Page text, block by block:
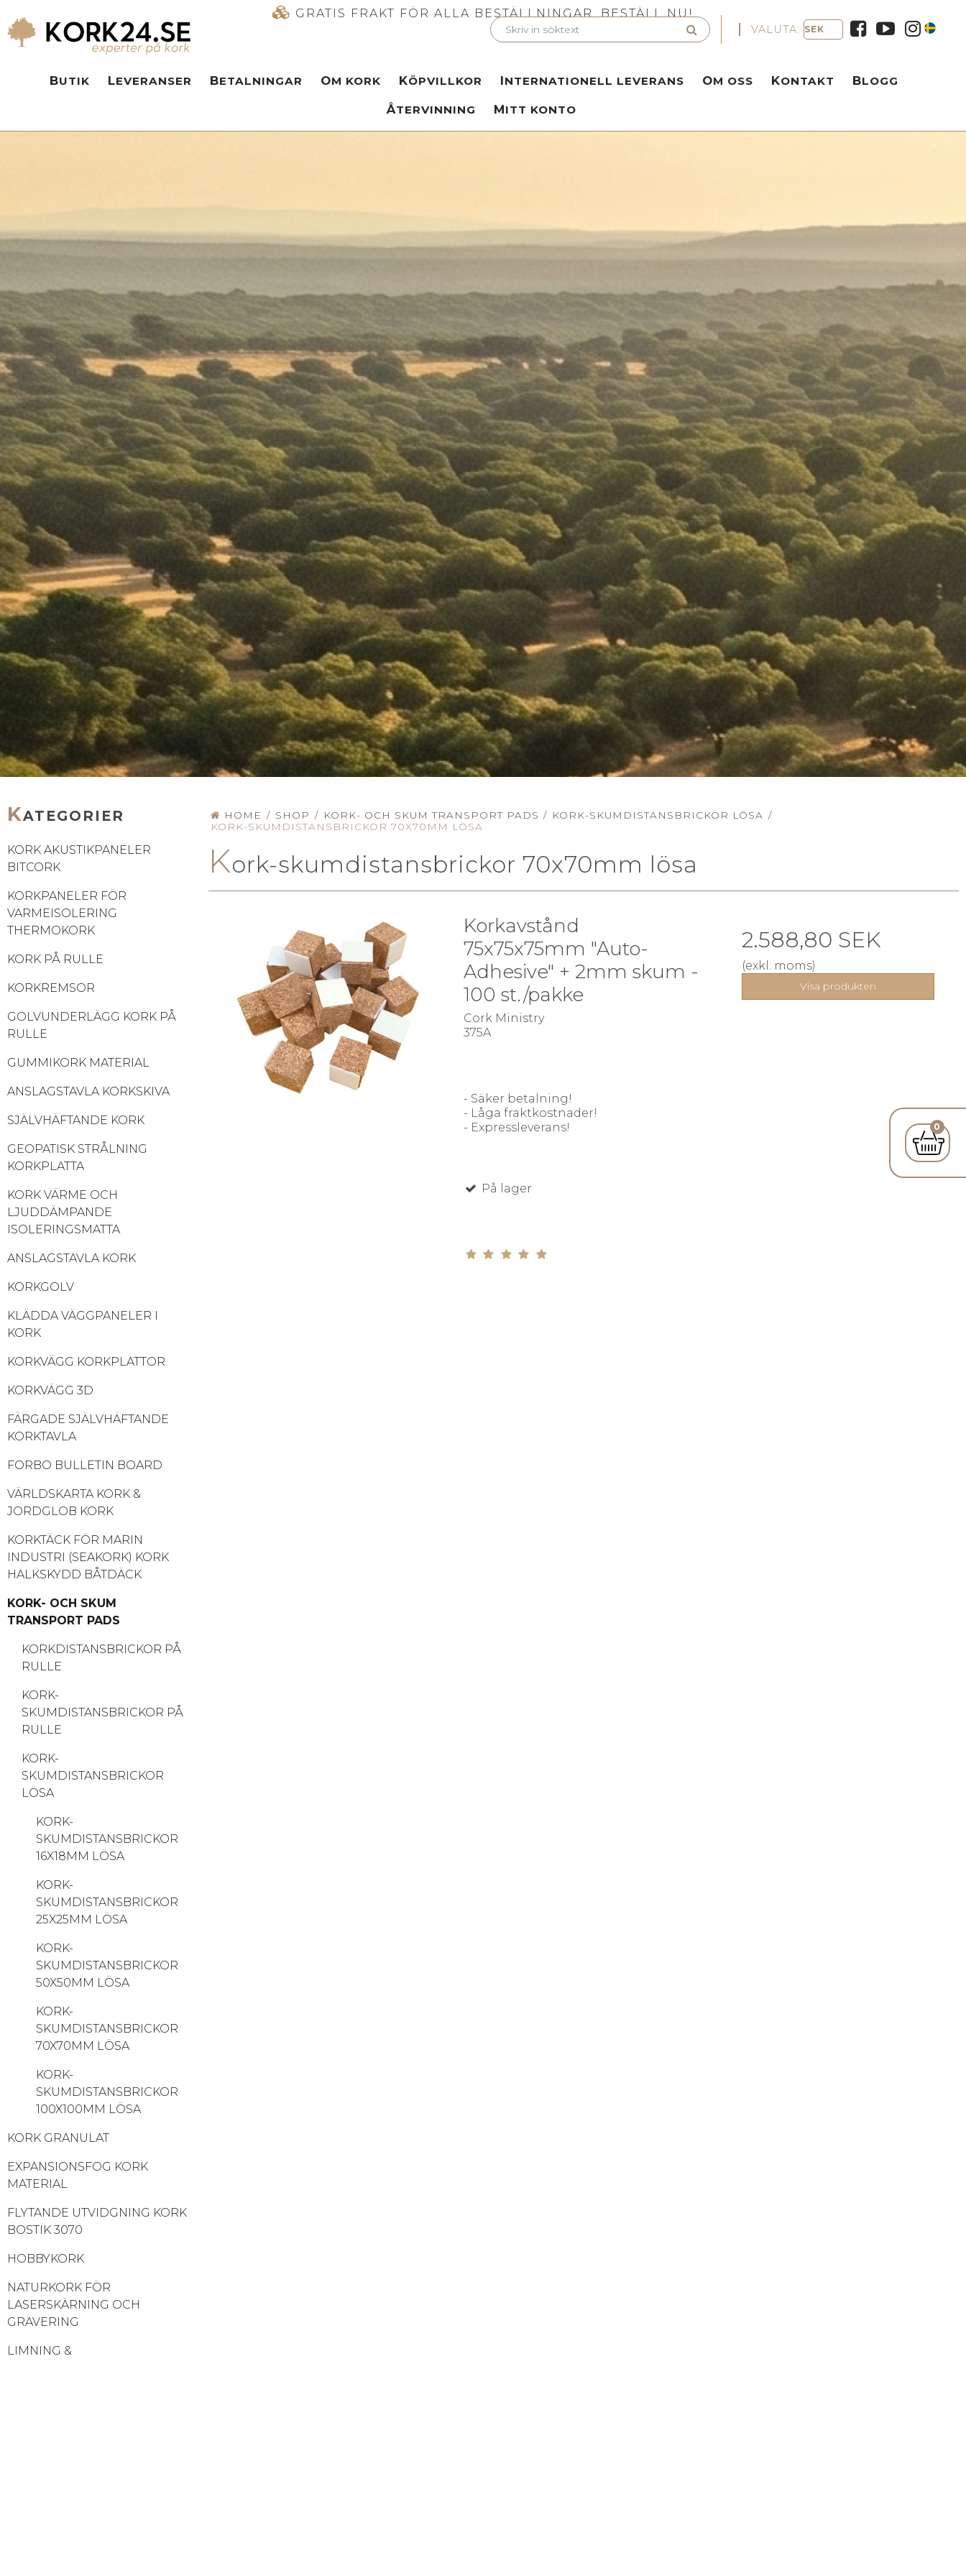
GRATIS FRAKT FÖR ALLA BESTÄLLNINGAR. BESTÄLL NU!
0
VALUTA:
BUTIK LEVERANSER BETALNINGAR OM KORK KÖPVILLKOR INTERNATIONELL LEVERANS OM OSS KONTAKT BLOGG
ÅTERVINNING MITT KONTO
KATEGORIER
KORK AKUSTIKPANELER
BITCORK
KORKPANELER FÖR
VÄRMEISOLERING
THERMOKORK
KORK PÅ RULLE
KORKREMSOR
GOLVUNDERLÄGG KORK PÅ
RULLE
GUMMIKORK MATERIAL
ANSLAGSTAVLA KORKSKIVA
SJÄLVHÄFTANDE KORK
GEOPATISK STRÅLNING
KORKPLATTA
KORK VÄRME OCH
LJUDDÄMPANDE
ISOLERINGSMATTA
ANSLAGSTAVLA KORK
KORKGOLV
KLÄDDA VÄGGPANELER I
KORK
KORKVÄGG KORKPLATTOR
KORKVÄGG 3D
FÄRGADE SJÄLVHÄFTANDE
KORKTAVLA
FORBO BULLETIN BOARD
VÄRLDSKARTA KORK &
JORDGLOB KORK
KORKTÄCK FÖR MARIN
INDUSTRI (SEAKORK) KORK
HALKSKYDD BÅTDÄCK
KORK- OCH SKUM
TRANSPORT PADS
KORKDISTANSBRICKOR PÅ
RULLE
KORK-
SKUMDISTANSBRICKOR PÅ
RULLE
KORK-
SKUMDISTANSBRICKOR
LÖSA
KORK-
SKUMDISTANSBRICKOR
16X18MM LÖSA
KORK-
SKUMDISTANSBRICKOR
25X25MM LÖSA
KORK-
SKUMDISTANSBRICKOR
50X50MM LÖSA
KORK-
SKUMDISTANSBRICKOR
70X70MM LÖSA
KORK-
SKUMDISTANSBRICKOR
100X100MM LÖSA
KORK GRANULAT
EXPANSIONSFOG KORK
MATERIAL
FLYTANDE UTVIDGNING KORK
BOSTIK 3070
HOBBYKORK
NATURKORK FÖR
LASERSKÄRNING OCH
GRAVERING
LIMNING &
HOME / SHOP / KORK- OCH SKUM TRANSPORT PADS / KORK-SKUMDISTANSBRICKOR LÖSA /
KORK-SKUMDISTANSBRICKOR 70X70MM LÖSA
Kork-skumdistansbrickor 70x70mm lösa
Korkavstånd
75x75x75mm "Auto-
Adhesive" + 2mm skum -
100 st./pakke
Cork Ministry
375A
- Säker betalning!
- Låga fraktkostnader!
- Expressleverans!
På lager
2.588,80 SEK
(exkl. moms)
Visa produkten